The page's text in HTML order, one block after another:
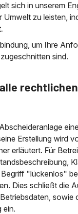
sich in unserem
zu leisten,
um Ihre
sind.
Erstellung wird
erläutert. Für
"lückenlos"
Dies schließt die
sowie
ein.